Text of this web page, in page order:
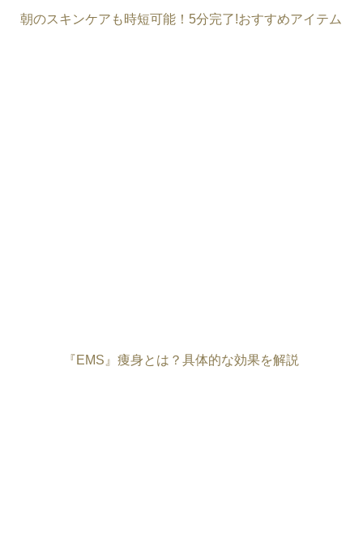
朝のスキンケアも時短可能！5分完了!おすすめアイテム
『EMS』痩身とは？具体的な効果を解説